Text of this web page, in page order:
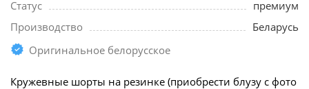
Статус
премиум
Производство
Беларусь
Оригинальное белорусское
Кружевные шорты на резинке (приобрести блузу с фото